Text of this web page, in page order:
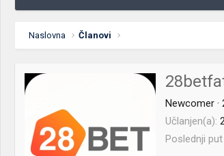
Naslovna Članovi
Newcomer ·
Učlanjen(a)
Poslednji